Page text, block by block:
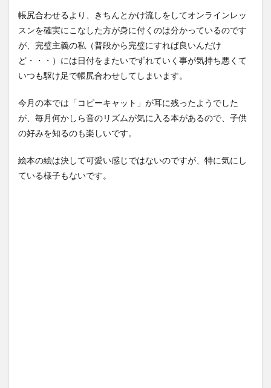
帳尻合わせるより、きちんとかけ流しをしてオンラインレッ
スンを確実にこなした方が身に付くのは分かっているのです
が、完璧主義の私（普段から完璧にすれば良いんだけ
ど・・・）には日付をまたいでずれていく事が気持ち悪くて
いつも駆け足で帳尻合わせしてしまいます。
今月の本では「コピーキャット」が耳に残ったようでした
が、毎月何かしら音のリズムが気に入る本があるので、子供
の好みを知るのも楽しいです。
絵本の絵は決して可愛い感じではないのですが、特に気にし
ている様子もないです。